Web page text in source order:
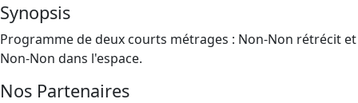
Synopsis
Programme de deux courts métrages : Non-Non rétrécit et
Non-Non dans l'espace.
Nos Partenaires